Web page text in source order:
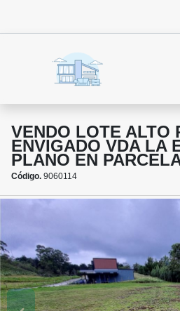
VENDO LOTE ALTO
ENVIGADO VDA LA
PLANO EN
Código. 9060114